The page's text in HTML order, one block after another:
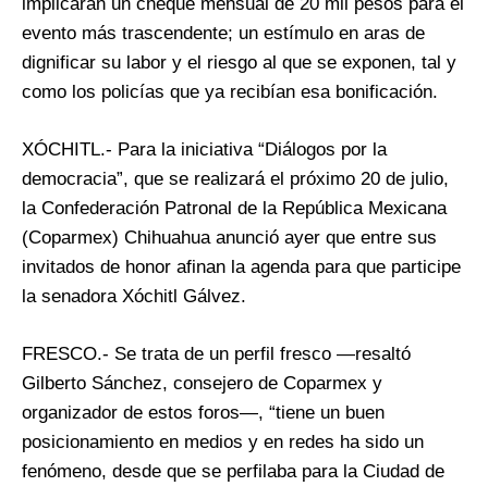
evento más trascendente; un estímulo en aras de
dignificar su labor y el riesgo al que se exponen, tal y
como los policías que ya recibían esa bonificación.
XÓCHITL.- Para la iniciativa “Diálogos por la
democracia”, que se realizará el próximo 20 de julio,
la Confederación Patronal de la República Mexicana
(Coparmex) Chihuahua anunció ayer que entre sus
invitados de honor afinan la agenda para que participe
la senadora Xóchitl Gálvez.
FRESCO.- Se trata de un perfil fresco —resaltó
Gilberto Sánchez, consejero de Coparmex y
organizador de estos foros—, “tiene un buen
posicionamiento en medios y en redes ha sido un
fenómeno, desde que se perfilaba para la Ciudad de